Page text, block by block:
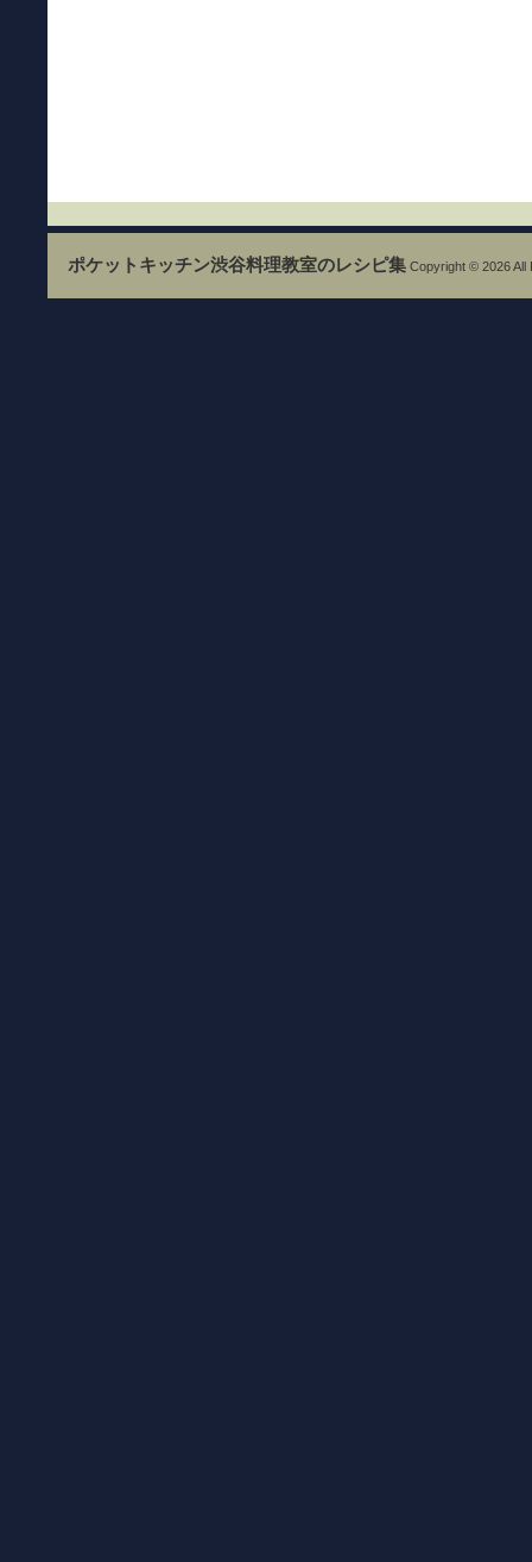
ポケットキッチン渋谷料理教室のレシピ集 Copyright © 2026 All